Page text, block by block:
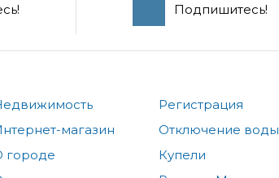
Подпишитесь!
магазин
городе
Регистрация
Отключение воды
Купели